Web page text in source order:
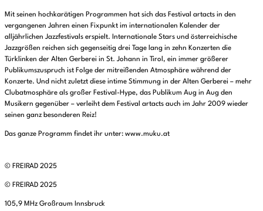
Mit seinen hochkarätigen Programmen hat sich das Festival artacts in den
vergangenen Jahren einen Fixpunkt im internationalen Kalender der
alljährlichen Jazzfestivals erspielt. Internationale Stars und österreichische
Jazzgrößen reichen sich gegenseitig drei Tage lang in zehn Konzerten die
Türklinken der Alten Gerberei in St. Johann in Tirol, ein immer größerer
Publikumszuspruch ist Folge der mitreißenden Atmosphäre während der
Konzerte. Und nicht zuletzt diese intime Stimmung in der Alten Gerberei – mehr
Clubatmosphäre als großer Festival-Hype, das Publikum Aug in Aug den
Musikern gegenüber – verleiht dem Festival artacts auch im Jahr 2009 wieder
seinen ganz besonderen Reiz!
Das ganze Programm findet ihr unter: www.muku.at
© FREIRAD 2025
© FREIRAD 2025
105,9 MHz Großraum Innsbruck